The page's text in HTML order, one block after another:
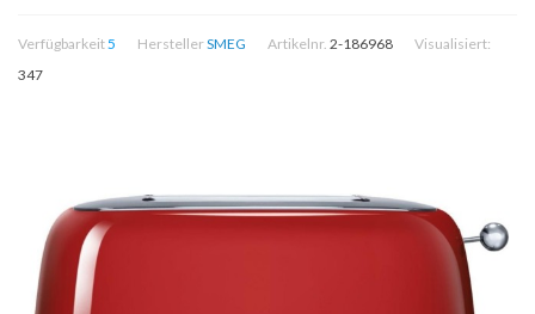
Verfügbarkeit5 HerstellerSMEG Artikelnr. 2-186968
Visualisiert:
347